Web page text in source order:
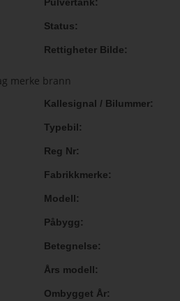
Status
Rettigheter Bilde
Kallesignal / Bilummer
Typebil
Reg Nr
Fabrikkmerke
Modell
Påbygg
Betegnelse
Års modell
Ombygget År